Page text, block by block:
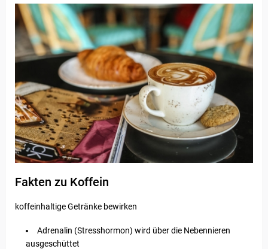
Fakten zu Koffein
koffeinhaltige Getränke bewirken
Adrenalin (Stresshormon) wird über die Nebennieren
ausgeschüttet